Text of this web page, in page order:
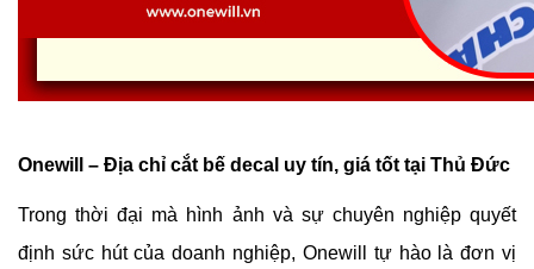
Onewill – Địa chỉ cắt bế decal uy tín, giá tốt tại Thủ Đức
Trong thời đại mà hình ảnh và sự chuyên nghiệp quyết
định sức hút của doanh nghiệp, Onewill tự hào là đơn vị